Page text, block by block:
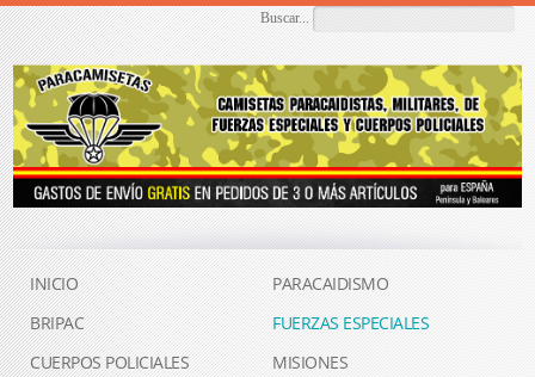
Buscar...
INICIO
PARACAIDISMO
BRIPAC
FUERZAS ESPECIALES
CUERPOS POLICIALES
MISIONES